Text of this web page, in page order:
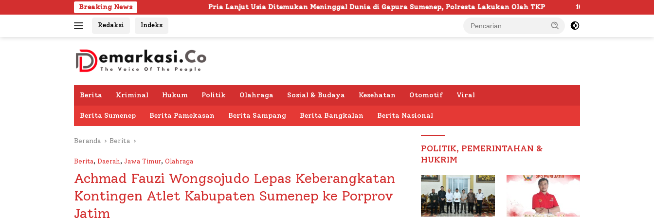
ke
Breaking NewsPria Lanjut Usia Ditemukan Meninggal Dunia di Gapura Sumenep, Polresta Lakukan Olah TKP 103 Kafilah Siap Ramaikan MTQ KORPRI
Redaksi Indeks
Berita Kriminal Hukum Politik Olahraga Sosial & Budaya Kesehatan Otomotif Viral
Berita Sumenep Berita Pamekasan Berita Sampang Berita Bangkalan Berita Nasional
Beranda Berita
Berita, Daerah, Jawa Timur, Olahraga
Achmad Fauzi Wongsojudo Lepas Keberangkatan
Kontingen Atlet Kabupaten Sumenep ke Porprov
Jatim
POLITIK, PEMERINTAHAN &
HUKRIM